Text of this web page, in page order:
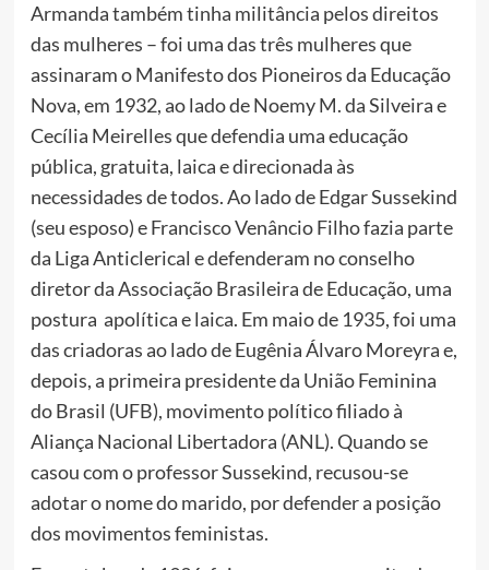
Armanda também tinha militância pelos direitos
das mulheres – foi uma das três mulheres que
assinaram o Manifesto dos Pioneiros da Educação
Nova, em 1932, ao lado de Noemy M. da Silveira e
Cecília Meirelles que defendia uma educação
pública, gratuita, laica e direcionada às
necessidades de todos. Ao lado de Edgar Sussekind
(seu esposo) e Francisco Venâncio Filho fazia parte
da Liga Anticlerical e defenderam no conselho
diretor da Associação Brasileira de Educação, uma
postura apolítica e laica. Em maio de 1935, foi uma
das criadoras ao lado de Eugênia Álvaro Moreyra e,
depois, a primeira presidente da União Feminina
do Brasil (UFB), movimento político filiado à
Aliança Nacional Libertadora (ANL). Quando se
casou com o professor Sussekind, recusou-se
adotar o nome do marido, por defender a posição
dos movimentos feministas.